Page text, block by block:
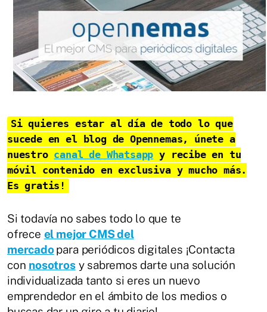
Si quieres estar al día de todo lo que
sucede en el blog de Opennemas, únete a
nuestro canal de Whatsapp y recibe en tu
móvil contenido en exclusivay mucho más.
Es gratis !
Si todavía no sabes todo lo que te
ofrece el mejor CMS del
mercadopara periódicos digitales ¡Contacta
con nosotrosy sabremos darte una solución
individualizada tanto si eres un nuevo
emprendedor en el ámbito de los medios o